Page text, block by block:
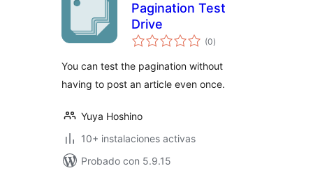
Pagination Test
Drive
(0evaluación
total
)
You can test the pagination without
having to post an article even once.
Yuya Hoshino
10+ instalaciones activas
Probado con 5.9.15